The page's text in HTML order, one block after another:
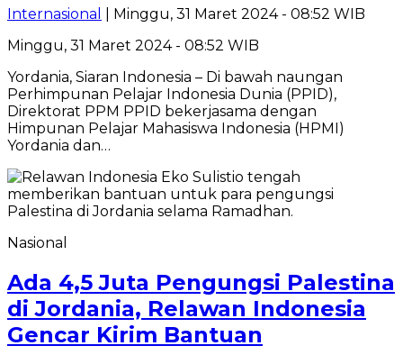
Internasional
| Minggu, 31 Maret 2024 - 08:52 WIB
Minggu, 31 Maret 2024 - 08:52 WIB
Yordania, Siaran Indonesia – Di bawah naungan
Perhimpunan Pelajar Indonesia Dunia (PPID),
Direktorat PPM PPID bekerjasama dengan
Himpunan Pelajar Mahasiswa Indonesia (HPMI)
Yordania dan…
Nasional
Ada 4,5 Juta Pengungsi Palestina
di Jordania, Relawan Indonesia
Gencar Kirim Bantuan